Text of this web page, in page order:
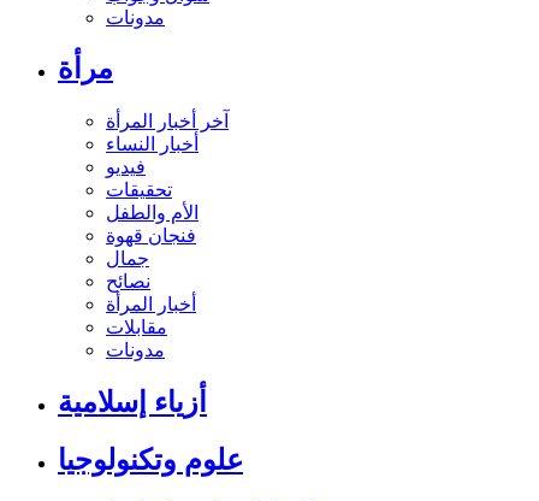
مدونات
مرأة
آخر أخبار المرأة
أخبار النساء
فيديو
تحقيقات
الأم والطفل
فنجان قهوة
جمال
نصائح
أخبار المرأة
مقابلات
مدونات
أزياء إسلامية
علوم وتكنولوجيا